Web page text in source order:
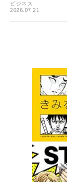
ビジネス
2026.07.21